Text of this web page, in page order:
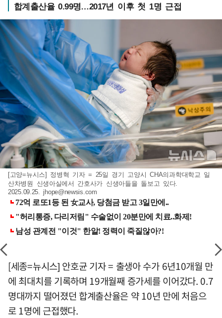
합계출산율 0.99명…2017년 이후 첫 1명 근접
[고양=뉴시스] 정병혁 기자 = 25일 경기 고양시 CHA의과학대학교 일
산차병원 신생아실에서 간호사가 신생아들을 돌보고 있다.
2025.09.25. jhope@newsis.com
[세종=뉴시스] 안호균 기자 = 출생아 수가 6년10개월 만
에 최대치를 기록하며 19개월째 증가세를 이어갔다. 0.7
명대까지 떨어졌던 합계출산율은 약 10년 만에 처음으
로 1명에 근접했다.